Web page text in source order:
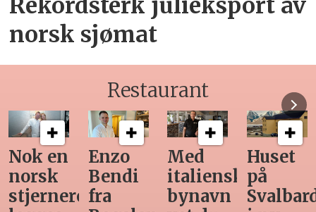
norsk sjømat
Restaurant
Med
italiensk
bynavn
Huset
på
Svalbard
Ny
teknologi
gjør
Siste